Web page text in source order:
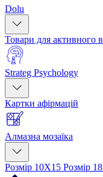
Dolu
Товари для активного
Strateg Psychology
Картки афірмацій
Алмазна мозаїка
Розмір 10Х15 Розмір